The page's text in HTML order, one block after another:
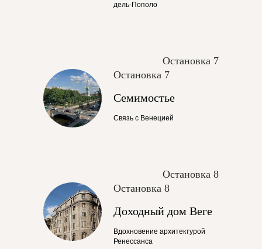
дель-Пополо
Остановка 7
Остановка 7
Семимостье
Связь с Венецией
Остановка 8
Остановка 8
Доходный дом Веге
Вдохновение архитектурой
Ренессанса